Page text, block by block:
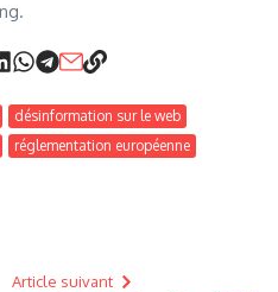
désinformation sur le web
réglementation européenne
Article suivant